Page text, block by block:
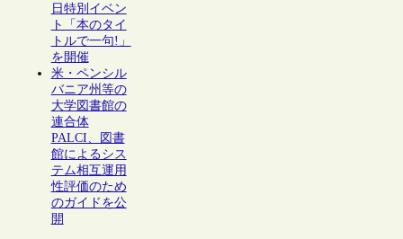
日特別イベン
ト「本のタイ
トルで一句!」
を開催
米・ペンシル
バニア州等の
大学図書館の
連合体
PALCI、図書
館によるシス
テム相互運用
性評価のため
のガイドを公
開